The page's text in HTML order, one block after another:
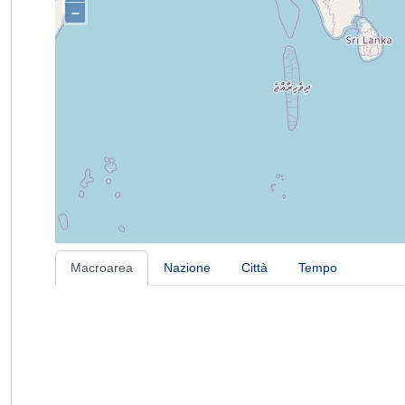
–
Macroarea Nazione Città Tempo